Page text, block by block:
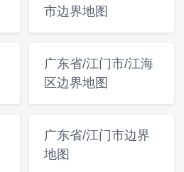
市边界地图
广东省/江门市/江海
区边界地图
广东省/江门市边界
地图